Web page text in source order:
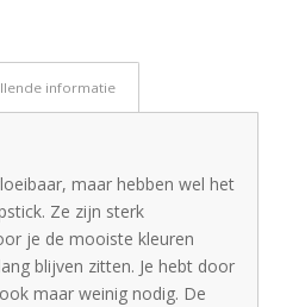
informatie
maar hebben wel het
Ze zijn sterk
je de mooiste kleuren
blijven zitten. Je hebt door
maar weinig nodig. De